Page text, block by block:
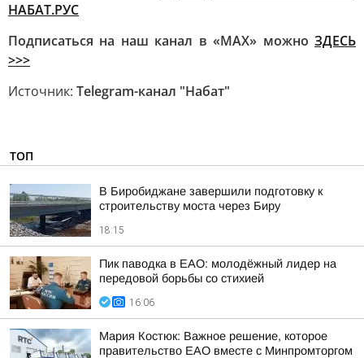
НАБАТ.РУС
Подписаться на наш канал в «МАХ» можно ЗДЕСЬ
>>>
Источник: Telegram-канал "Набат"
ТОП
В Биробиджане завершили подготовку к
строительству моста через Биру
18:15
Пик паводка в ЕАО: молодёжный лидер на
передовой борьбы со стихией
16:06
Мария Костюк: Важное решение, которое
правительство ЕАО вместе с Минпромторгом